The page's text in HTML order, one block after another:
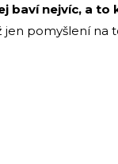
baví nejvíc, a
jen pomyšlení na